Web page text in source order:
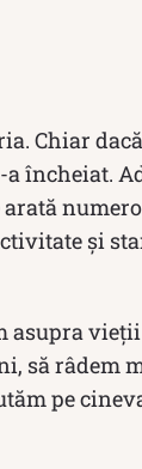
Chiar
a încheiat.
arată
și
vieții
să râdem
pe